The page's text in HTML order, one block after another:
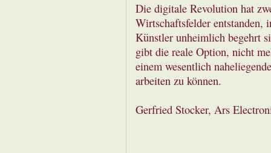
Die digitale Revolution hat
Wirtschaftsfelder entstanden,
Künstler unheimlich begehrt
gibt die reale Option, nicht
einem wesentlich
arbeiten zu können.
Gerfried Stocker, Ars